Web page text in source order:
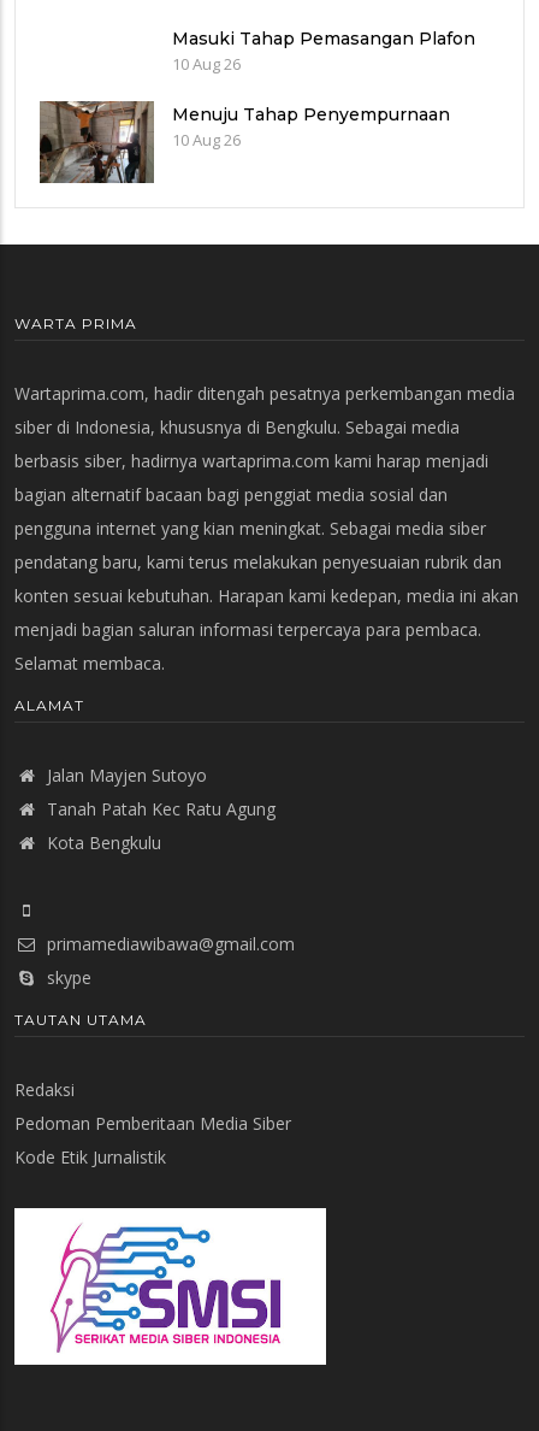
Masuki Tahap Pemasangan Plafon
10 Aug 26
Menuju Tahap Penyempurnaan
10 Aug 26
WARTA PRIMA
Wartaprima.com, hadir ditengah pesatnya perkembangan media
siber di Indonesia, khususnya di Bengkulu. Sebagai media
berbasis siber, hadirnya wartaprima.com kami harap menjadi
bagian alternatif bacaan bagi penggiat media sosial dan
pengguna internet yang kian meningkat. Sebagai media siber
pendatang baru, kami terus melakukan penyesuaian rubrik dan
konten sesuai kebutuhan. Harapan kami kedepan, media ini akan
menjadi bagian saluran informasi terpercaya para pembaca.
Selamat membaca.
ALAMAT
Jalan Mayjen Sutoyo
Tanah Patah Kec Ratu Agung
Kota Bengkulu
primamediawibawa@gmail.com
skype
TAUTAN UTAMA
Redaksi
Pedoman Pemberitaan Media Siber
Kode Etik Jurnalistik